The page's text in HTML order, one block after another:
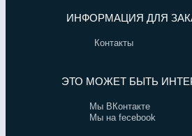
ИНФОРМАЦИЯ ДЛЯ
Контакты
ЭТО МОЖЕТ БЫТЬ
Мы ВКонтакте
Мы на fecebook